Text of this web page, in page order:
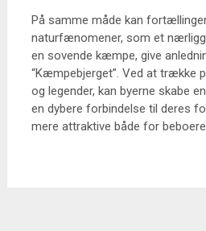
På samme måde kan
naturfænomener, som et
en sovende kæmpe, give
“Kæmpebjerget”. Ved at trække
og legender, kan byerne skabe
en dybere forbindelse til deres
mere attraktive både for